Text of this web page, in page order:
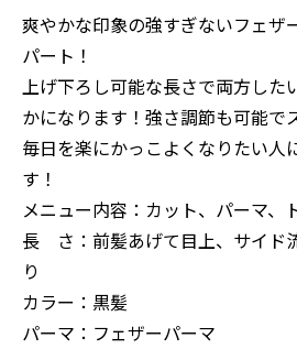
爽やかな印象の強すぎないフェザ
パート！
上げ下ろし可能な長さで両方した
かになります！強さ調節も可能で
毎日を楽にかっこよくなりたい人
す！
メニュー内容：カット、パーマ、
長 さ：前髪あげて目上、サイド
り
カラー：黒髪
パーマ：フェザーパーマ